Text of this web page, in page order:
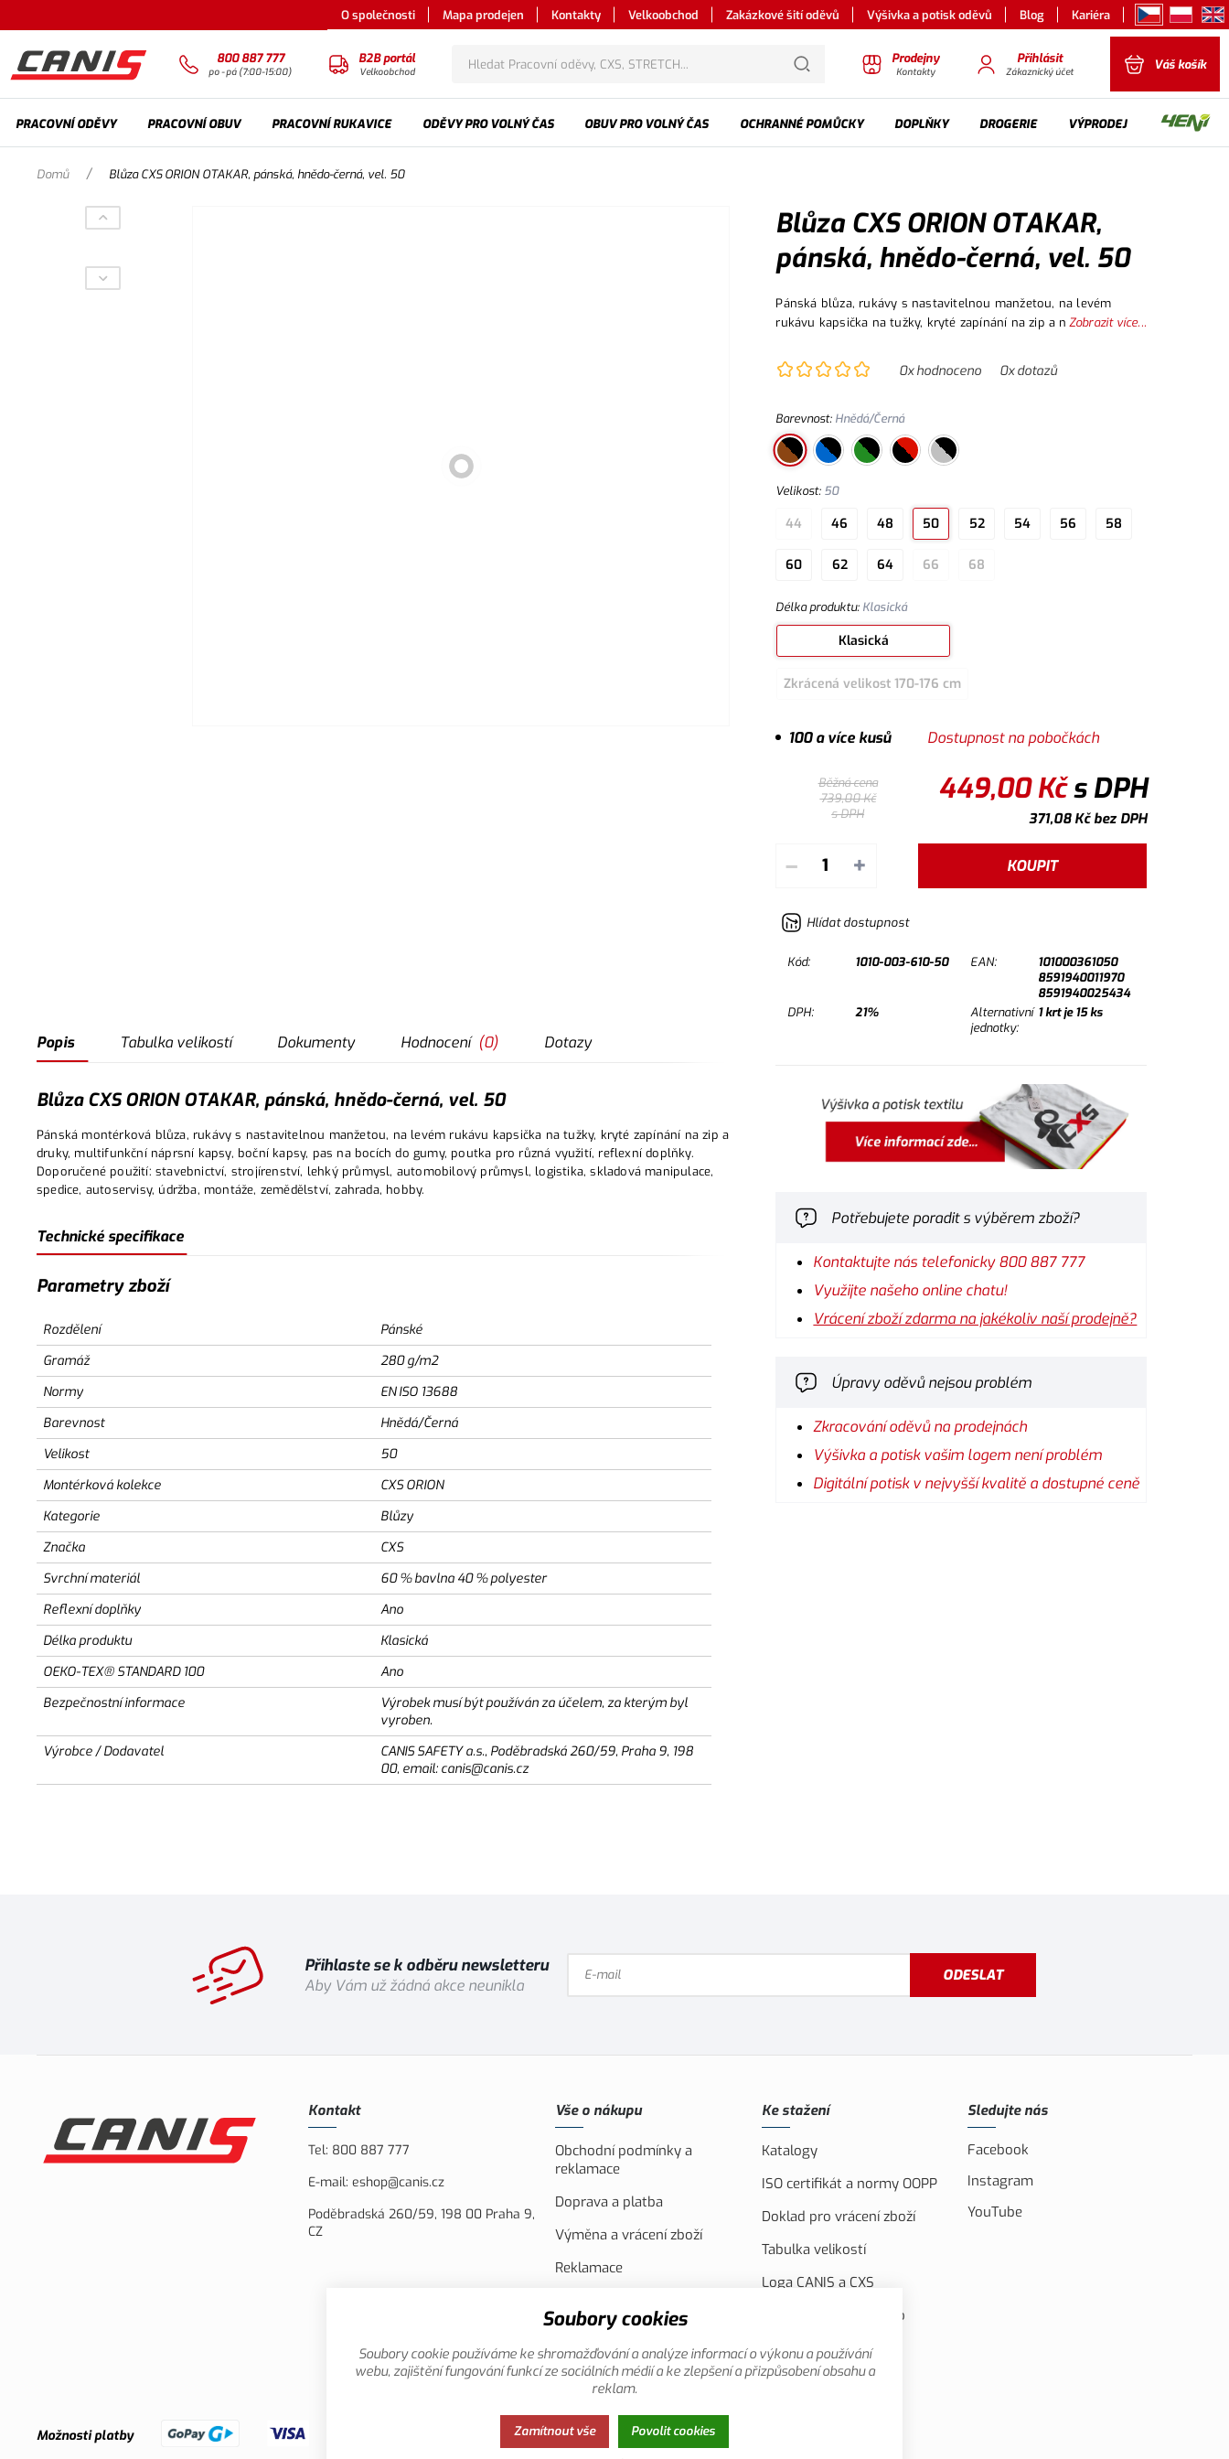
O společnosti Mapa prodejen Kontakty Velkoobchod Zakázkové šití oděvů Výšivka a potisk oděvů Blog Kariéra
800 887 777
po - pá (7:00-15:00)
B2B portál
Velkoobchod
Prodejny
Kontakty
Přihlásit
Zákaznický účet Váš košík
PRACOVNÍ ODĚVY PRACOVNÍ OBUV PRACOVNÍ RUKAVICE ODĚVY PRO VOLNÝ ČAS OBUV PRO VOLNÝ ČAS OCHRANNÉ POMŮCKY DOPLŇKY DROGERIE VÝPRODEJ
Domů / Blůza CXS ORION OTAKAR, pánská, hnědo-černá, vel. 50
Blůza CXS ORION OTAKAR,
pánská, hnědo-černá, vel. 50
Pánská blůza, rukávy s nastavitelnou manžetou, na levém
rukávu kapsička na tužky, kryté zapínání na zip a na druky,
gumy, reflexní doplňky.
Zobrazit více...
0x hodnoceno 0x dotazů
Barevnost: Hnědá/Černá
Velikost: 50
44 46 48 50 52 54 56 58
60 62 64 66 68
Délka produktu: Klasická
Klasická
Zkrácená velikost 170-176 cm
100 a více kusů Dostupnost na pobočkách
Běžná cena
739,00Kč
s DPH
449,00Kčs DPH
371,08Kčbez DPH
– + KOUPIT
Hlídat dostupnost
Kód: 1010-003-610-50 EAN:
101000361050
8591940011970
8591940025434
DPH:
21%
Alternativní
jednotky:
1krt je15ks
Popis Tabulka velikostí Dokumenty Hodnocení (0) Dotazy
Blůza CXS ORION OTAKAR, pánská, hnědo-černá, vel. 50
Pánská montérková blůza, rukávy s nastavitelnou manžetou, na levém rukávu kapsička na tužky, kryté zapínání na zip a
druky, multifunkční náprsní kapsy, boční kapsy, pas na bocích do gumy, poutka pro různá využití, reflexní doplňky.
Doporučené použití: stavebnictví, strojírenství, lehký průmysl, automobilový průmysl, logistika, skladová manipulace,
spedice, autoservisy, údržba, montáže, zemědělství, zahrada, hobby.
Technické specifikace
Parametry zboží
Rozdělení
Pánské
Gramáž
280 g/m2
Normy
EN ISO 13688
Barevnost
Hnědá/Černá
Velikost
50
Montérková kolekce
CXS ORION
Kategorie
Blůzy
Značka
CXS
Svrchní materiál
60 % bavlna 40 % polyester
Reflexní doplňky
Ano
Délka produktu
Klasická
OEKO-TEX® STANDARD 100
Ano
Bezpečnostní informace
Výrobek musí být používán za účelem, za kterým byl
vyroben.
Výrobce / Dodavatel
CANIS SAFETY a.s., Poděbradská 260/59, Praha 9, 198
00, email: canis@canis.cz
Potřebujete poradit s výběrem zboží?
Kontaktujte nás telefonicky 800 887 777
Využijte našeho online chatu!
Vrácení zboží zdarma na jakékoliv naší prodejně?
Úpravy oděvů nejsou problém
Zkracování oděvů na prodejnách
Výšivka a potisk vašim logem není problém
Digitální potisk v nejvyšší kvalitě a dostupné ceně
Přihlaste se k odběru newsletteru
Aby Vám už žádná akce neunikla
ODESLAT
Kontakt
Tel: 800 887 777
E-mail: eshop@canis.cz
Poděbradská 260/59, 198 00 Praha 9,
CZ
Vše o nákupu
Obchodní podmínky a
reklamace
Doprava a platba
Výměna a vrácení zboží
Reklamace
Akční leták
Ke stažení
Katalogy
ISO certifikát a normy OOPP
Doklad pro vrácení zboží
Tabulka velikostí
Loga CANIS a CXS
FVE Spolufinancováno
Reklamní videa
Sledujte nás
Facebook
Instagram
YouTube
Možnosti platby
Soubory cookies
Soubory cookie používáme ke shromažďování a analýze informací o výkonu a používání
webu, zajištění fungování funkcí ze sociálních médií a ke zlepšení a přizpůsobení obsahu a
reklam.
Zamítnout vše Povolit cookies